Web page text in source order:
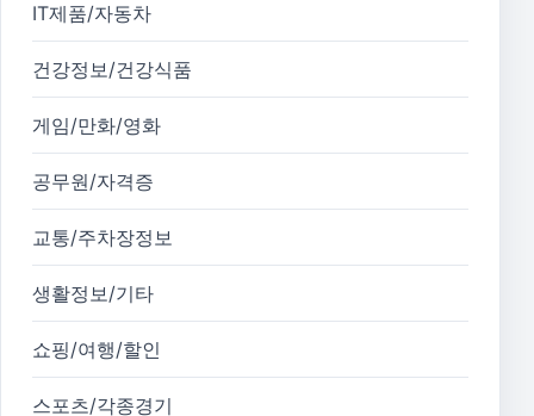
IT제품/자동차
건강정보/건강식품
게임/만화/영화
공무원/자격증
교통/주차장정보
생활정보/기타
쇼핑/여행/할인
스포츠/각종경기